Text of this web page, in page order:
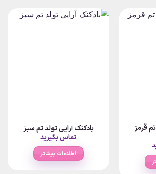
قرمز
بادکنک آرایی تولد تم سبز
تماس بگیرید
اطلاعات بیشتر